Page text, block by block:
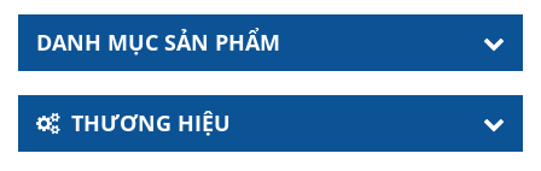
DANH MỤC SẢN PHẨM
THƯƠNG HIỆU